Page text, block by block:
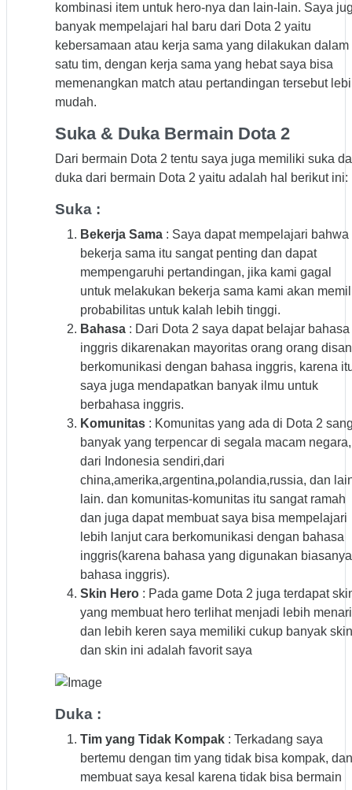
kombinasi item untuk hero-nya dan lain-lain. Saya
banyak mempelajari hal baru dari Dota 2 yaitu
kebersamaan atau kerja sama yang dilakukan dalam
satu tim, dengan kerja sama yang hebat saya bisa
memenangkan match atau pertandingan tersebut
mudah.
Suka & Duka Bermain Dota 2
Dari bermain Dota 2 tentu saya juga memiliki suka
duka dari bermain Dota 2 yaitu adalah hal berikut ini:
Suka :
Bekerja Sama : Saya dapat mempelajari bahwa
bekerja sama itu sangat penting dan dapat
mempengaruhi pertandingan, jika kami gagal
untuk melakukan bekerja sama kami akan
probabilitas untuk kalah lebih tinggi.
Bahasa : Dari Dota 2 saya dapat belajar bahasa
inggris dikarenakan mayoritas orang orang
berkomunikasi dengan bahasa inggris, karena
saya juga mendapatkan banyak ilmu untuk
berbahasa inggris.
Komunitas : Komunitas yang ada di Dota 2
banyak yang terpencar di segala macam negara,
dari Indonesia sendiri,dari
china,amerika,argentina,polandia,russia, dan
lain. dan komunitas-komunitas itu sangat ramah
dan juga dapat membuat saya bisa mempelajari
lebih lanjut cara berkomunikasi dengan bahasa
inggris(karena bahasa yang digunakan biasanya
bahasa inggris).
Skin Hero : Pada game Dota 2 juga terdapat
yang membuat hero terlihat menjadi lebih
dan lebih keren saya memiliki cukup banyak skin
dan skin ini adalah favorit saya
Duka :
Tim yang Tidak Kompak : Terkadang saya
bertemu dengan tim yang tidak bisa kompak, dan
membuat saya kesal karena tidak bisa bermain